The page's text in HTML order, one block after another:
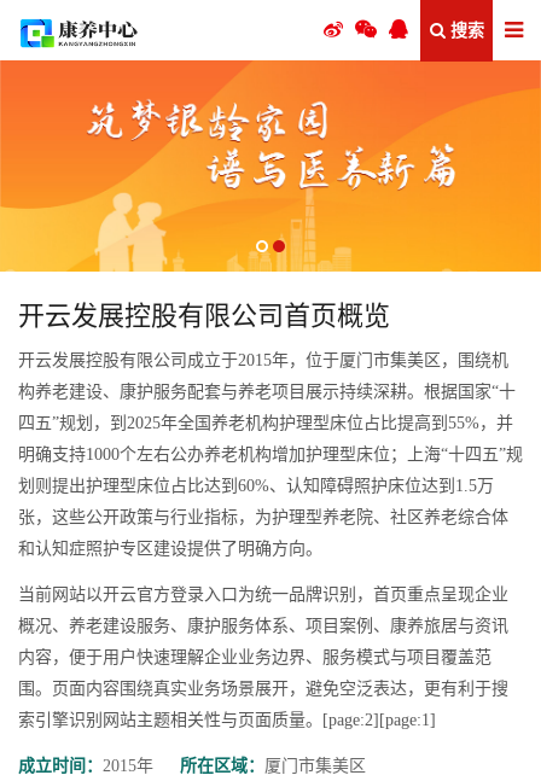
搜索
开云发展控股有限公司首页概览
开云发展控股有限公司成立于2015年，位于厦门市集美区，围绕机
构养老建设、康护服务配套与养老项目展示持续深耕。根据国家“十
四五”规划，到2025年全国养老机构护理型床位占比提高到55%，并
明确支持1000个左右公办养老机构增加护理型床位；上海“十四五”规
划则提出护理型床位占比达到60%、认知障碍照护床位达到1.5万
张，这些公开政策与行业指标，为护理型养老院、社区养老综合体
和认知症照护专区建设提供了明确方向。
当前网站以开云官方登录入口为统一品牌识别，首页重点呈现企业
概况、养老建设服务、康护服务体系、项目案例、康养旅居与资讯
内容，便于用户快速理解企业业务边界、服务模式与项目覆盖范
围。页面内容围绕真实业务场景展开，避免空泛表达，更有利于搜
索引擎识别网站主题相关性与页面质量。[page:2][page:1]
成立时间： 2015年 所在区域： 厦门市集美区